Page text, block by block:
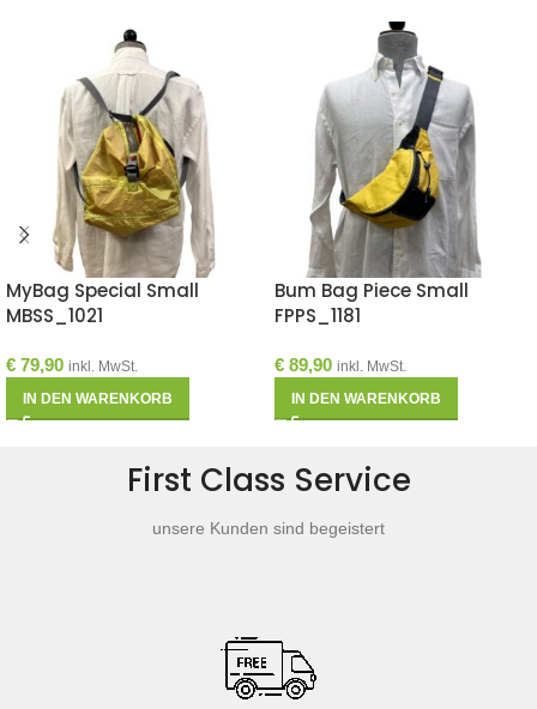
MyBag Special Small
MBSS_1021
€ 79,90 inkl. MwSt.
IN DEN WARENKORB
Bum Bag Piece Small
FPPS_1181
€ 89,90 inkl. MwSt.
IN DEN WARENKORB
First Class Service
unsere Kunden sind begeistert